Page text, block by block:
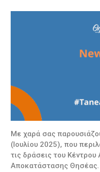
Με χαρά σας
(Ιουλίου 2025), που
τις δράσεις του
Αποκατάστασης Θησέας.